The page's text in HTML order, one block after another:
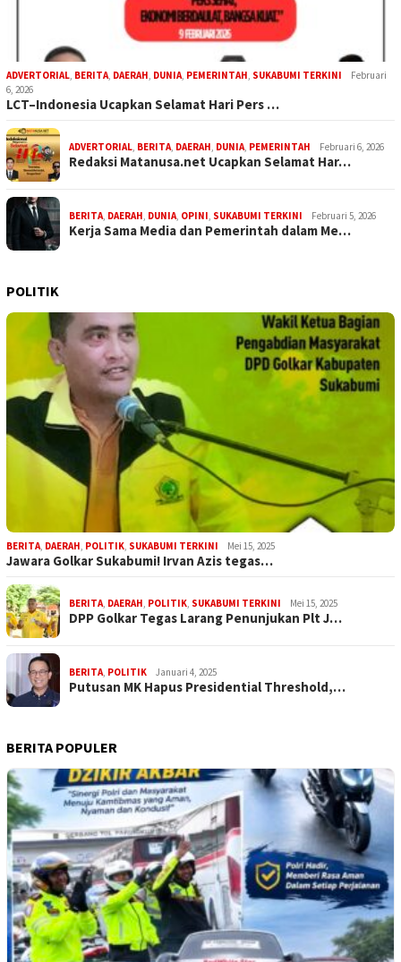
ADVERTORIAL BERITA DAERAH DUNIA PEMERINTAH SUKABUMI TERKINI
Februari
6, 2026
LCT–Indonesia Ucapkan Selamat Hari Pers …
ADVERTORIAL BERITA DAERAH DUNIA PEMERINTAH Februari 6, 2026
Redaksi Matanusa.net Ucapkan Selamat Har…
BERITA DAERAH DUNIA OPINI SUKABUMI TERKINI Februari 5, 2026
Kerja Sama Media dan Pemerintah dalam Me…
POLITIK
BERITA DAERAH POLITIK SUKABUMI TERKINI Mei 15, 2025
Jawara Golkar Sukabumi! Irvan Azis tegas…
BERITA DAERAH POLITIK SUKABUMI TERKINI Mei 15, 2025
DPP Golkar Tegas Larang Penunjukan Plt J…
BERITA POLITIK Januari 4, 2025
Putusan MK Hapus Presidential Threshold,…
BERITA POPULER